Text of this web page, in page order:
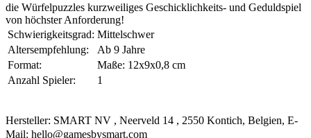
die Würfelpuzzles kurzweiliges Geschicklichkeits- und Geduldspiel
von höchster Anforderung!
Schwierigkeitsgrad: Mittelschwer
Altersempfehlung:
Ab 9 Jahre
Format:
Maße: 12x9x0,8 cm
Anzahl Spieler:
1
Hersteller: SMART NV , Neerveld 14 , 2550 Kontich, Belgien, E-
Mail: hello@gamesbysmart.com